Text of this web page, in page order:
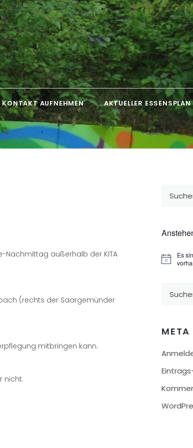
KONTAKT AUFNEHMEN AKTUELLER ESSENSPLAN
Nachmittag außerhalb der KITA
(rechts der Saargemünder
mitbringen kann.
nicht.
Hinweis
Es
META